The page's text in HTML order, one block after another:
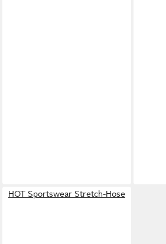
HOT Sportswear Stretch-Hose